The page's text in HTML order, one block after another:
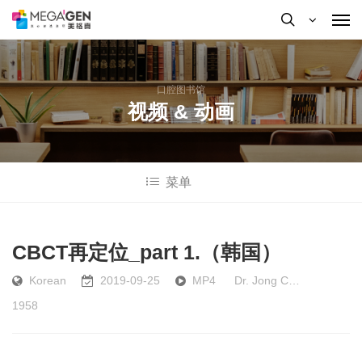
口腔图书馆
视频 & 动画
菜单
CBCT再定位_part 1.（韩国）
Korean 2019-09-25 MP4
Dr. Jong C…
1958